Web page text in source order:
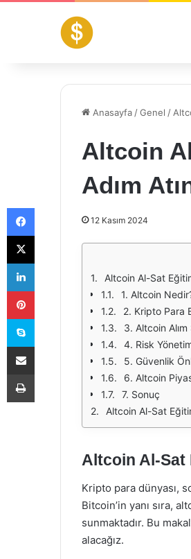
Anasayfa /Genel /
Altcoin
Adım
12 Kasım 2024
Altcoin Al-Sat
1. Altcoin
2. Kripto Para
3. Altcoin
4. Risk
5. Güvenlik
6. Altcoin
7. Sonuç
Altcoin Al-Sat
Altcoin Al-Sat
Kripto para dünyası,
Bitcoin’in yanı sıra,
sunmaktadır. Bu
alacağız.
Facebook
X
LinkedIn
Pinterest
Skype
E-Posta ile paylaş